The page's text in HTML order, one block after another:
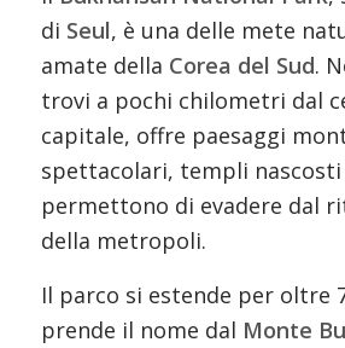
di Seul, è una delle mete
amate della Corea del Sud.
trovi a pochi chilometri dal
capitale, offre paesaggi
spettacolari, templi
permettono di evadere dal
della metropoli.
Il parco si estende per oltre
prende il nome dal Monte